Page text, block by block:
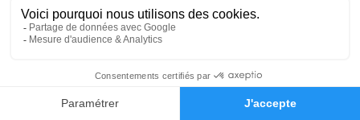
Faire-part Hommages
mercredi 20 juillet 2022 à 10h30
Eglise Saint-Pierre d'Erigné de Murs-Erigne
49610 Murs-Erigne
Je rends hommage